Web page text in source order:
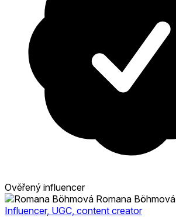
Ověřený influencer
Romana Böhmová
Influencer, UGC, content creator